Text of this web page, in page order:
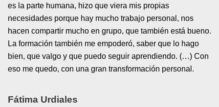
es la parte humana, hizo que viera mis propias
necesidades porque hay mucho trabajo personal, nos
hacen compartir mucho en grupo, que también está bueno.
La formación también me empoderó, saber que lo hago
bien, que valgo y que puedo seguir aprendiendo. (…) Con
eso me quedo, con una gran transformación personal.
Fátima Urdiales